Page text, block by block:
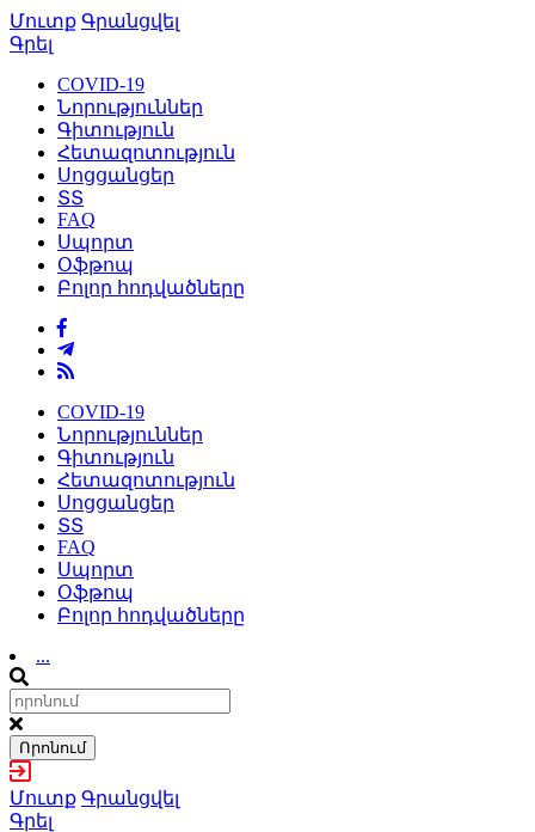
Մուտք Գրանցվել
Գրել
COVID-19
Նորություններ
Գիտություն
Հետազոտություն
Սոցցանցեր
ՏՏ
FAQ
Սպորտ
Օֆթոպ
Բոլոր հոդվածները
COVID-19
Նորություններ
Գիտություն
Հետազոտություն
Սոցցանցեր
ՏՏ
FAQ
Սպորտ
Օֆթոպ
Բոլոր հոդվածները
...
Որոնում
Մուտք Գրանցվել
Գրել